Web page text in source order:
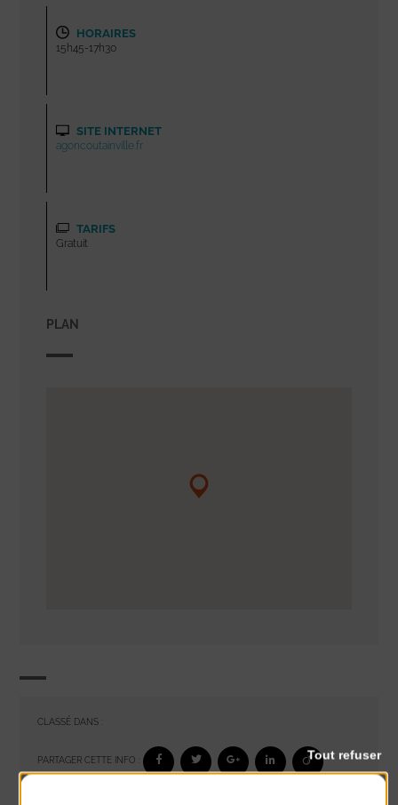
HORAIRES
15h45-17h30
SITE INTERNET
agoncoutainville.fr
TARIFS
Gratuit
PLAN
CLASSÉ DANS :
PARTAGER CETTE INFO : Tout refuser